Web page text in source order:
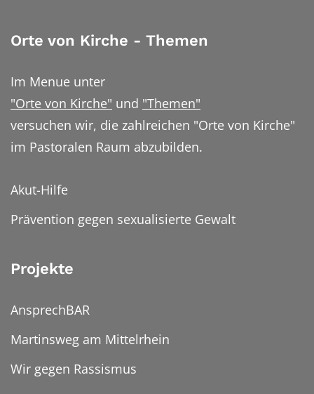
Orte von Kirche - Themen
Im Menue unter
"Orte von Kirche" und "Themen"
versuchen wir, die zahlreichen "Orte von Kirche"
im Pastoralen Raum abzubilden.
Akut-Hilfe
Prävention gegen sexualisierte Gewalt
Projekte
AnsprechBAR
Martinsweg am Mittelrhein
Wir gegen Rassismus